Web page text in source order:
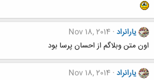
یارانراد Nov 18, 2014
اون متن وبلاگم از احسان پرسا بود
یارانراد Nov 18, 2014